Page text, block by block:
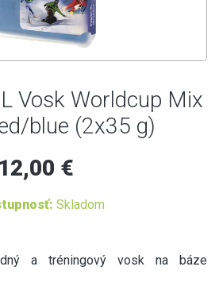
Vosk Worldcup Mix
blue (2x35 g)
12,00 €
Skladom
a tréningový vosk na báze